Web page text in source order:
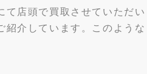
て店頭で買取させていただい
紹介しています。このような